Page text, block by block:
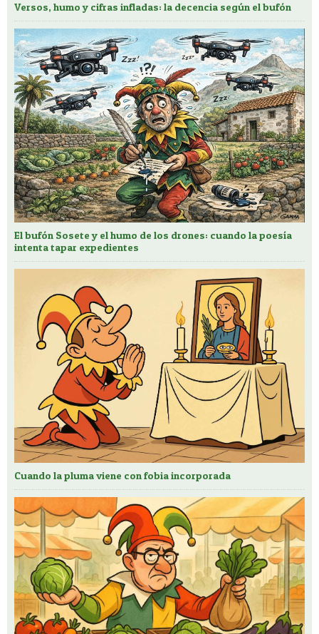
Versos, humo y cifras infladas: la decencia según el bufón
El bufón Sosete y el humo de los drones: cuando la poesía
intenta tapar expedientes
Cuando la pluma viene con fobia incorporada